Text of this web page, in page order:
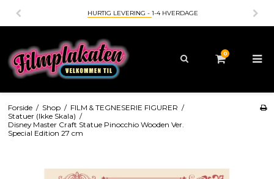
HURTIG LEVERING - 1-4 HVERDAGE
0
Forside / Shop / FILM & TEGNESERIE FIGURER /
Statuer (Ikke Skala) /
Disney Master Craft Statue Pinocchio Wooden Ver.
Special Edition 27 cm